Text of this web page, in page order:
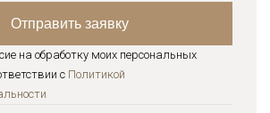
на обработку моих персональных
с Политикой